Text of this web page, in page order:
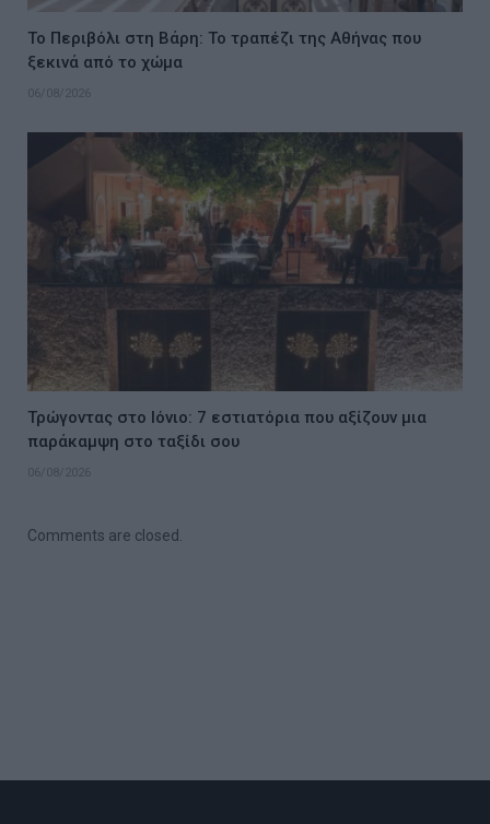
Το Περιβόλι στη Βάρη: Το τραπέζι της Αθήνας που
ξεκινά από το χώμα
06/08/2026
Τρώγοντας στο Ιόνιο: 7 εστιατόρια που αξίζουν μια
παράκαμψη στο ταξίδι σου
06/08/2026
Comments are closed.